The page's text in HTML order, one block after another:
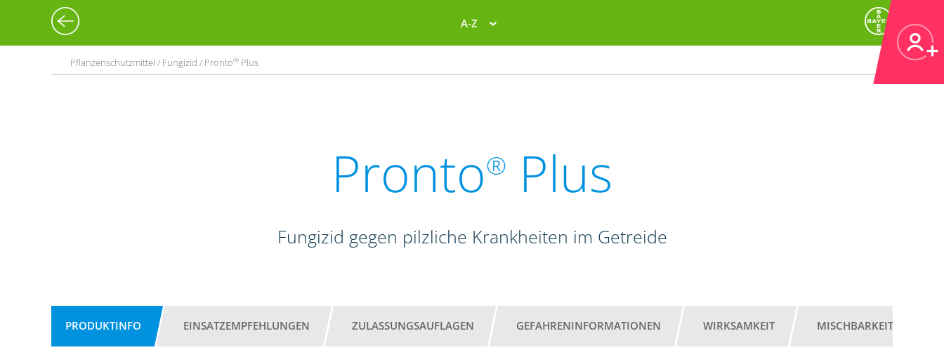
A-Z
Pflanzenschutzmittel / Fungizid / Pronto® Plus
Pronto® Plus
Fungizid gegen pilzliche Krankheiten im Getreide
PRODUKTINFO EINSATZEMPFEHLUNGEN ZULASSUNGSAUFLAGEN GEFAHRENINFORMATIONEN WIRKSAMKEIT MISCHBARKEIT